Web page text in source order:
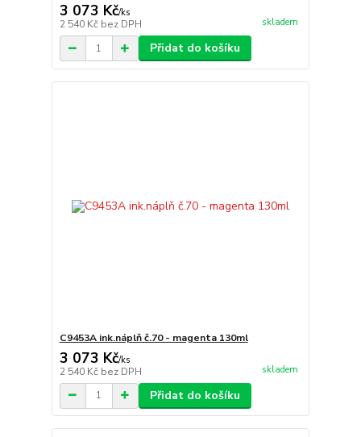
3 073 Kč/ks
2 540 Kč bez DPH skladem
Přidat do košíku
C9453A ink.náplň č.70 - magenta 130ml
3 073 Kč/ks
2 540 Kč bez DPH skladem
Přidat do košíku